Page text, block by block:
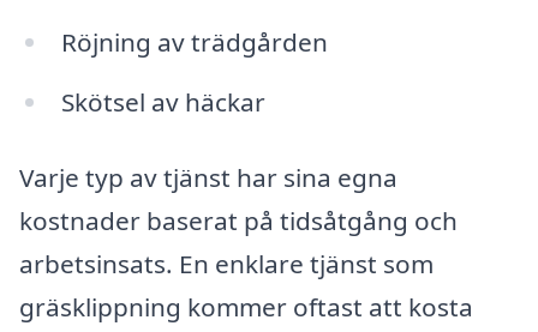
Röjning av trädgården
Skötsel av häckar
Varje typ av tjänst har sina egna
kostnader baserat på tidsåtgång och
arbetsinsats. En enklare tjänst som
gräsklippning kommer oftast att kosta